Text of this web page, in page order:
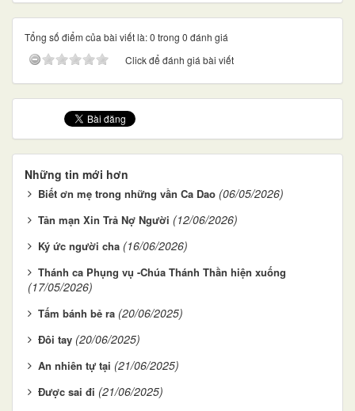
Tổng số điểm của bài viết là: 0 trong 0 đánh giá
Click để đánh giá bài viết
Những tin mới hơn
Biết ơn mẹ trong những vần Ca Dao (06/05/2026)
Tản mạn Xin Trả Nợ Người (12/06/2026)
Ký ức người cha (16/06/2026)
Thánh ca Phụng vụ -Chúa Thánh Thần hiện xuống
(17/05/2026)
Tấm bánh bẻ ra (20/06/2025)
Đôi tay (20/06/2025)
An nhiên tự tại (21/06/2025)
Được sai đi (21/06/2025)